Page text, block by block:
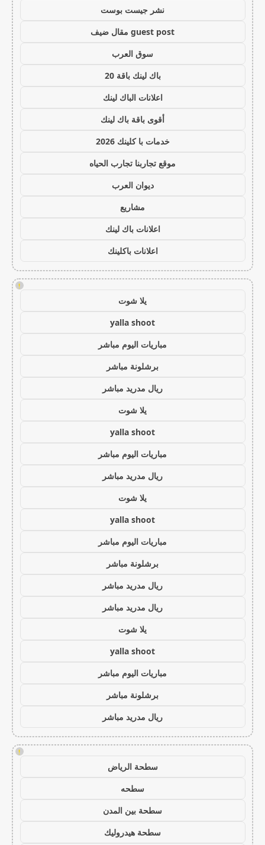
نشر جيست بوست
guest post مقال ضيف
سوق العرب
باك لينك باقة 20
اعلانات الباك لينك
أقوى باقة باك لينك
خدمات با كلينك 2026
موقع تجاربنا تجارب الحياه
ديوان العرب
مشاريع
اعلانات باك لينك
اعلانات باكلينك
!
يلا شوت
yalla shoot
مباريات اليوم مباشر
برشلونة مباشر
ريال مدريد مباشر
يلا شوت
yalla shoot
مباريات اليوم مباشر
ريال مدريد مباشر
يلا شوت
yalla shoot
مباريات اليوم مباشر
برشلونة مباشر
ريال مدريد مباشر
ريال مدريد مباشر
يلا شوت
yalla shoot
مباريات اليوم مباشر
برشلونة مباشر
ريال مدريد مباشر
!
سطحة الرياض
سطحه
سطحة بين المدن
سطحة هيدروليك